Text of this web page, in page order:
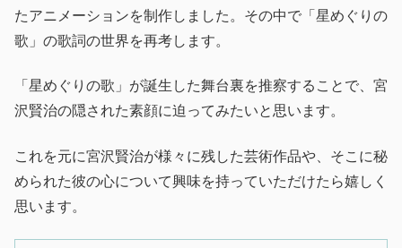
たアニメーションを制作しました。その中で「星めぐりの
歌」の歌詞の世界を再考します。
「星めぐりの歌」が誕生した舞台裏を推察することで、宮
沢賢治の隠された素顔に迫ってみたいと思います。
これを元に宮沢賢治が様々に残した芸術作品や、そこに秘
められた彼の心について興味を持っていただけたら嬉しく
思います。